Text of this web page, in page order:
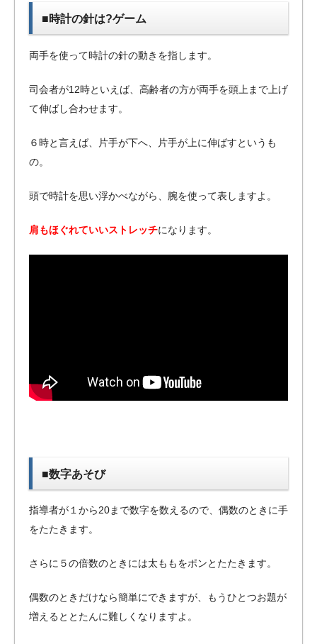
■時計の針は?ゲーム
両手を使って時計の針の動きを指します。
司会者が12時といえば、高齢者の方が両手を頭上まで上げ
て伸ばし合わせます。
６時と言えば、片手が下へ、片手が上に伸ばすというも
の。
頭で時計を思い浮かべながら、腕を使って表しますよ。
肩もほぐれていいストレッチになります。
■数字あそび
指導者が１から20まで数字を数えるので、偶数のときに手
をたたきます。
さらに５の倍数のときには太ももをポンとたたきます。
偶数のときだけなら簡単にできますが、もうひとつお題が
増えるととたんに難しくなりますよ。